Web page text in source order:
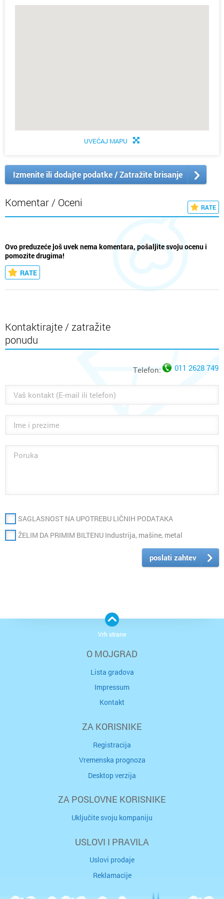
UVEĆAJ MAPU
Izmenite ili dodajte podatke / Zatražite brisanje
Komentar / Oceni RATE
Ovo preduzeće još uvek nema komentara, pošaljite svoju ocenu i
pomozite drugima!
RATE
Kontaktirajte / zatražite
ponudu
Telefon: 011 2628 749
SAGLASNOST NA UPOTREBU LIČNIH PODATAKA
ŽELIM DA PRIMIM BILTENU Industrija, mašine, metal
poslati zahtev
O MOJGRAD
Lista gradova
Impressum
Kontakt
ZA KORISNIKE
Registracija
Vremenska prognoza
Desktop verzija
ZA POSLOVNE KORISNIKE
Uključite svoju kompaniju
USLOVI I PRAVILA
Uslovi prodaje
Reklamacije
Vrh strane